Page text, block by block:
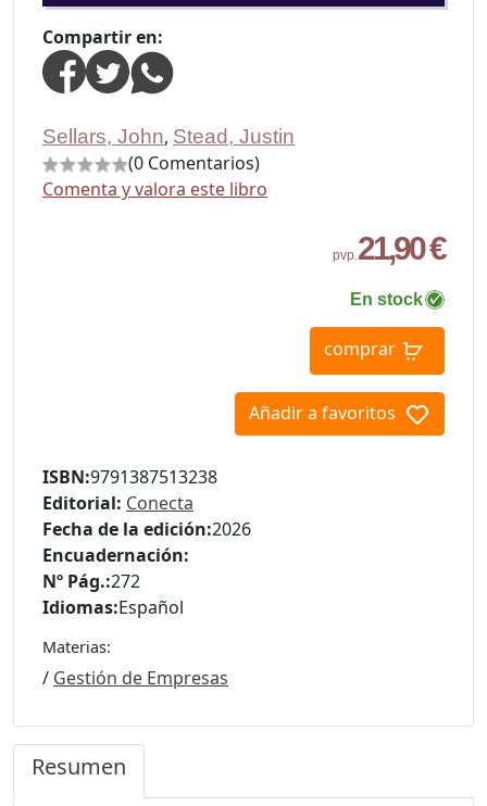
Compartir en:
Sellars, John, Stead, Justin
(0 Comentarios)
Comenta y valora este libro
pvp.21,90 €
En stock
comprar
Añadir a favoritos
ISBN:9791387513238
Editorial: Conecta
Fecha de la edición:2026
Encuadernación:
Nº Pág.:272
Idiomas:Español
Materias:
/ Gestión de Empresas
Resumen